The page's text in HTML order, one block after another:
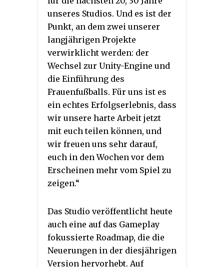
unseres Studios. Und es ist der
Punkt, an dem zwei unserer
langjährigen Projekte
verwirklicht werden: der
Wechsel zur Unity-Engine und
die Einführung des
Frauenfußballs. Für uns ist es
ein echtes Erfolgserlebnis, dass
wir unsere harte Arbeit jetzt
mit euch teilen können, und
wir freuen uns sehr darauf,
euch in den Wochen vor dem
Erscheinen mehr vom Spiel zu
zeigen.“
Das Studio veröffentlicht heute
auch eine auf das Gameplay
fokussierte Roadmap, die die
Neuerungen in der diesjährigen
Version hervorhebt. Auf